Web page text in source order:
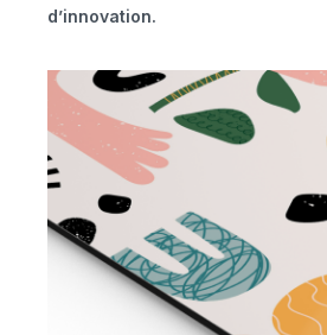
d’innovation.